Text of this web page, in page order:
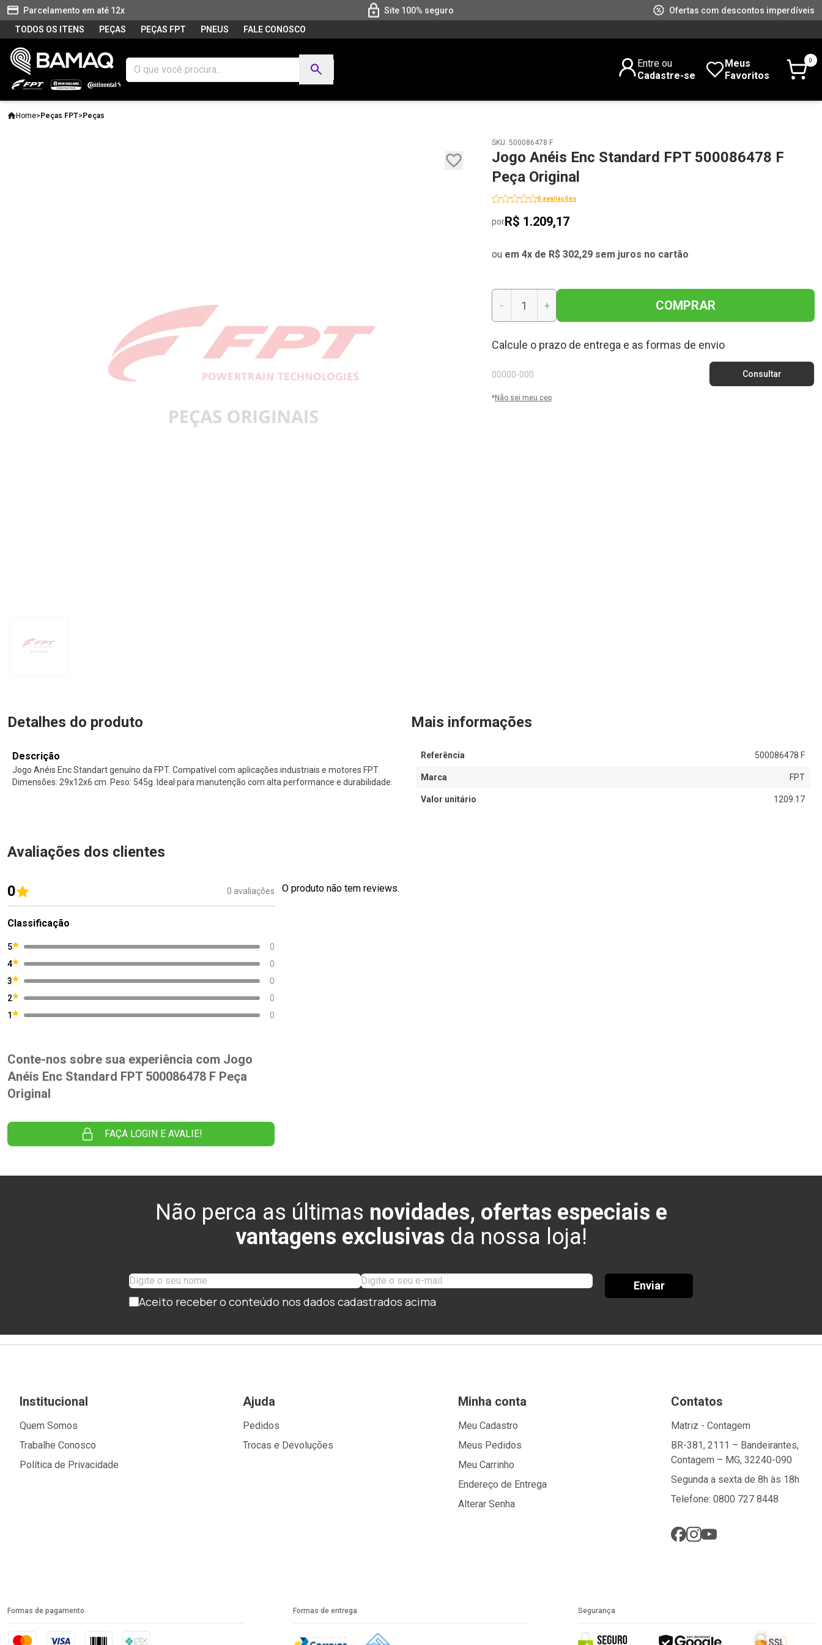
Parcelamento em até 12x Site 100% seguro
Ofertas com descontos imperdíveis
TODOS OS ITENS
PEÇAS PEÇAS FPT PNEUS FALE CONOSCO
Entre ou
Cadastre-se
Meus
Favoritos
0
Home> Peças FPT> Peças
SKU: 500086478 F
Jogo Anéis Enc Standard FPT 500086478 F
Peça Original
0 avaliações
porR$ 1.209,17
ou em 4x de R$ 302,29 sem juros no cartão
- + COMPRAR
Calcule o prazo de entrega e as formas de envio
*Não sei meu cep
Detalhes do produto
Descrição
Jogo Anéis Enc Standart genuíno da FPT. Compatível com aplicações industriais e motores FPT.
Dimensões: 29x12x6 cm. Peso: 545g. Ideal para manutenção com alta performance e durabilidade.
Mais informações
Referência 500086478 F
Marca FPT
Valor unitário 1209.17
Avaliações dos clientes
0 0 avaliações
Classificação
5
0
4
0
3
0
2
0
1
0
Conte-nos sobre sua experiência com Jogo
Anéis Enc Standard FPT 500086478 F Peça
Original
FAÇA LOGIN E AVALIE!
O produto não tem reviews.
Não perca as últimas novidades, ofertas especiais e
vantagens exclusivas da nossa loja!
Aceito receber o conteúdo nos dados cadastrados acima
Enviar
Institucional
Quem Somos
Trabalhe Conosco
Política de Privacidade
Ajuda
Pedidos
Trocas e Devoluções
Minha conta
Meu Cadastro
Meus Pedidos
Meu Carrinho
Endereço de Entrega
Alterar Senha
Contatos
Matriz - Contagem
BR-381, 2111 – Bandeirantes,
Contagem – MG, 32240-090
Segunda a sexta de 8h às 18h
Telefone: 0800 727 8448
Formas de pagamento Formas de entrega Segurança